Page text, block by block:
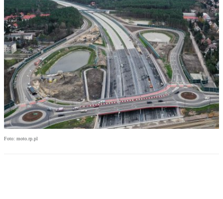
Foto: moto.rp.pl